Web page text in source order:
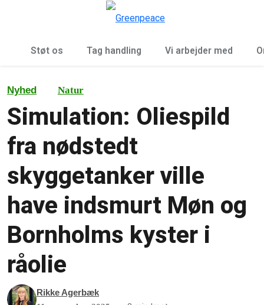
Støt os Tag handling Vi arbejder med
Nyhed Natur
Simulation: Oliespild
fra nødstedt
skyggetanker ville
have indsmurt Møn og
Bornholms kyster i
råolie
Rikke Agerbæk